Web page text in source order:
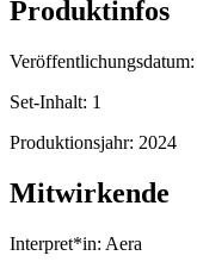
Produktinfos
Veröffentlichungsdatum:
Set-Inhalt: 1
Produktionsjahr: 2024
Mitwirkende
Interpret*in: Aera